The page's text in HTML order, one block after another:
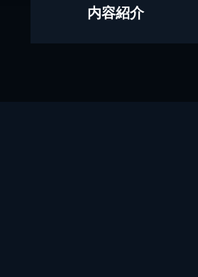
著者
内容紹介